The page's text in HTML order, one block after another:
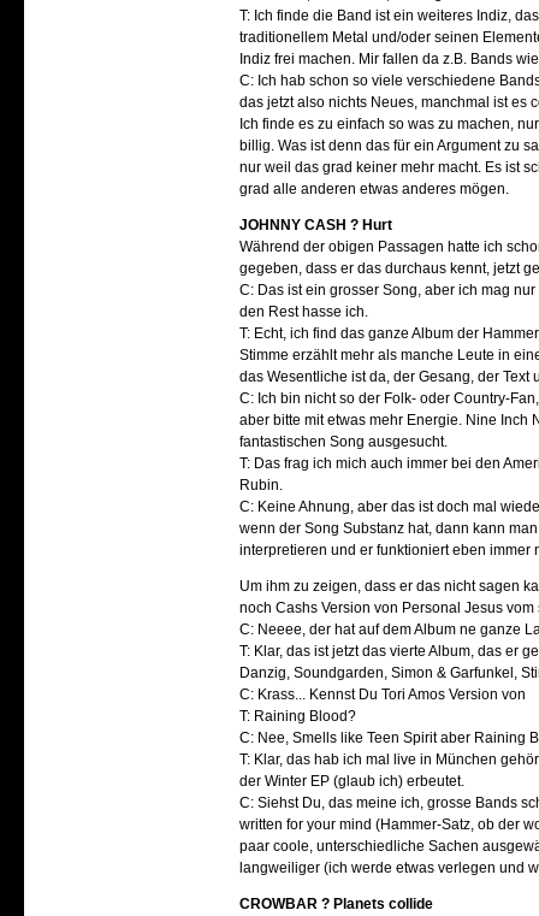
T: Ich finde die Band ist ein weiteres Indiz,
traditionellem Metal und/oder seinen
Indiz frei machen. Mir fallen da z.B. Bands
C: Ich hab schon so viele verschiedene
das jetzt also nichts Neues, manchmal ist es
Ich finde es zu einfach so was zu machen,
billig. Was ist denn das für ein Argument zu
nur weil das grad keiner mehr macht. Es ist
grad alle anderen etwas anderes mögen.
JOHNNY CASH ? Hurt
Während der obigen Passagen hatte ich
gegeben, dass er das durchaus kennt, jetzt
C: Das ist ein grosser Song, aber ich mag
den Rest hasse ich.
T: Echt, ich find das ganze Album der
Stimme erzählt mehr als manche Leute in
das Wesentliche ist da, der Gesang, der
C: Ich bin nicht so der Folk- oder Country-
aber bitte mit etwas mehr Energie. Nine Inch
fantastischen Song ausgesucht.
T: Das frag ich mich auch immer bei den
Rubin.
C: Keine Ahnung, aber das ist doch mal
wenn der Song Substanz hat, dann kann
interpretieren und er funktioniert eben immer
Um ihm zu zeigen, dass er das nicht sagen
noch Cashs Version von Personal Jesus
C: Neeee, der hat auf dem Album ne ganze
T: Klar, das ist jetzt das vierte Album, das er
Danzig, Soundgarden, Simon & Garfunkel,
C: Krass... Kennst Du Tori Amos Version von
T: Raining Blood?
C: Nee, Smells like Teen Spirit aber Raining
T: Klar, das hab ich mal live in München
der Winter EP (glaub ich) erbeutet.
C: Siehst Du, das meine ich, grosse Bands
written for your mind (Hammer-Satz, ob der
paar coole, unterschiedliche Sachen
langweiliger (ich werde etwas verlegen und
CROWBAR ? Planets collide